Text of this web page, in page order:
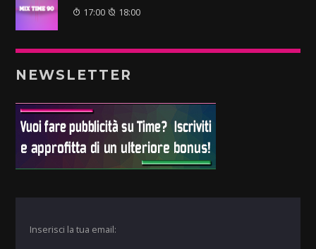
17:00 18:00
NEWSLETTER
Inserisci la tua email: